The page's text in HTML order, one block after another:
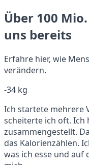
Über 100
uns bereits
Erfahre hier, wie
verändern.
-34 kg
Ich startete mehrere
scheiterte ich oft. Ich
zusammengestellt.
das Kalorienzählen.
was ich esse und auf